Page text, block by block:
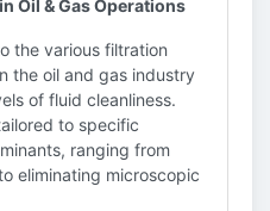
Oil & Gas Operations
the various filtration
the oil and gas industry
of fluid cleanliness.
to specific
ranging from
eliminating microscopic